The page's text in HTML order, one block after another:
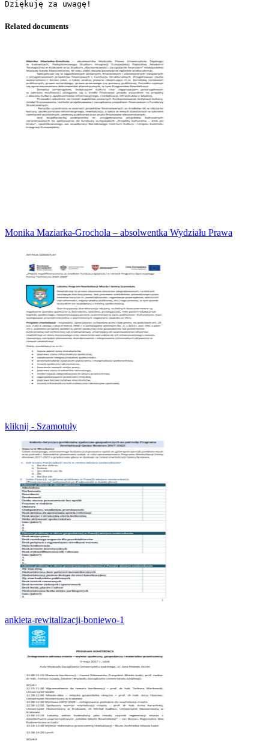
Related documents
Monika Maziarka-Grochola – absolwentka Wydziału Prawa
kliknij - Szamotuły
ankieta-rewitalizacji-boniewo-1